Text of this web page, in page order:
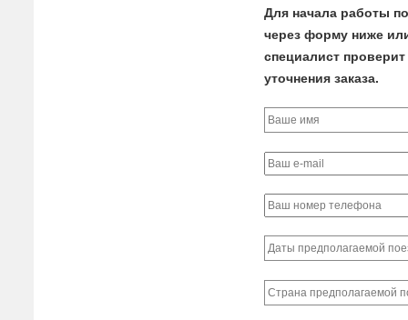
Для начала работы
через форму ниже
специалист
уточнения заказа.